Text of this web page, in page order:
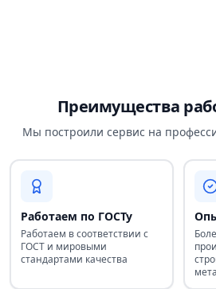
Преимущества
Мы построили сервис на
Работаем по ГОСТу
Работаем в соответствии с
ГОСТ и мировыми
стандартами качества